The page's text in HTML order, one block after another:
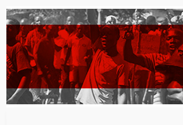
Zum
Inhalt
springen